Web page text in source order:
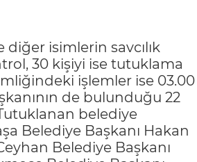
isimlerin savcılık
30 kişiyi ise tutuklama
işlemler ise 03.00
de bulunduğu 22
belediye
Belediye Başkanı Hakan
Belediye Başkanı